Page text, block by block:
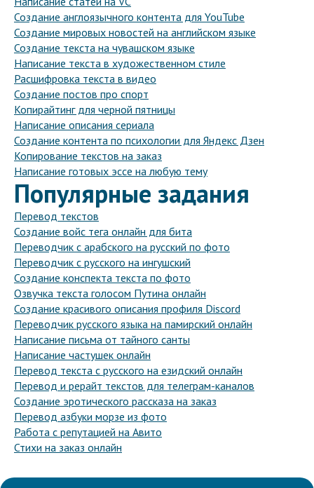
Создание англоязычного контента для YouTube
Создание мировых новостей на английском языке
Создание текста на чувашском языке
Написание текста в художественном стиле
Расшифровка текста в видео
Создание постов про спорт
Копирайтинг для черной пятницы
Написание описания сериала
Создание контента по психологии для Яндекс Дзен
Копирование текстов на заказ
Написание готовых эссе на любую тему
Популярные задания
Перевод текстов
Создание войс тега онлайн для бита
Переводчик с арабского на русский по фото
Переводчик с русского на ингушский
Создание конспекта текста по фото
Озвучка текста голосом Путина онлайн
Создание красивого описания профиля Discord
Переводчик русского языка на памирский онлайн
Написание письма от тайного санты
Написание частушек онлайн
Перевод текста с русского на езидский онлайн
Перевод и рерайт текстов для телеграм-каналов
Создание эротического рассказа на заказ
Перевод азбуки морзе из фото
Работа с репутацией на Авито
Стихи на заказ онлайн